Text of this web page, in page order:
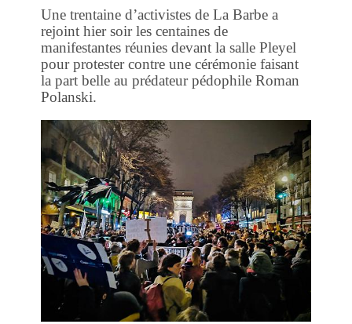
Une trentaine d’activistes de La Barbe a
rejoint hier soir les centaines de
manifestantes réunies devant la salle Pleyel
pour protester contre une cérémonie faisant
la part belle au prédateur pédophile Roman
Polanski.